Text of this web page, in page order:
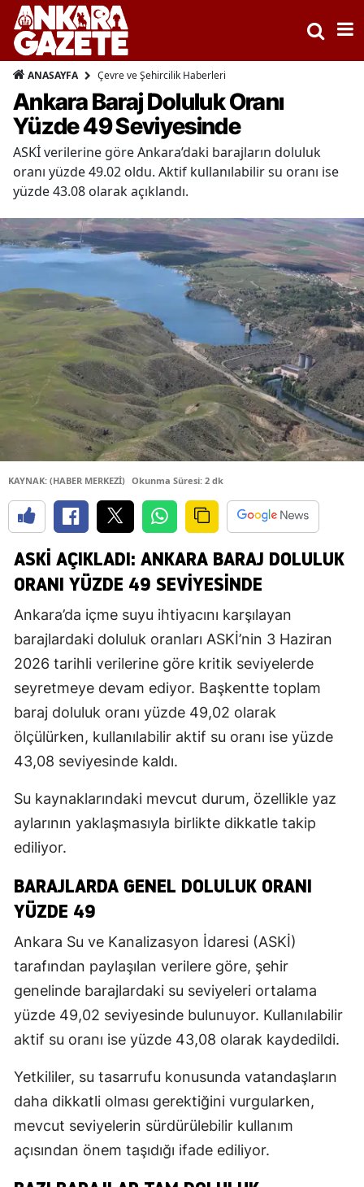
ANASAYFA Çevre ve Şehircilik Haberleri
Ankara Baraj Doluluk Oranı
Yüzde 49 Seviyesinde
ASKİ verilerine göre Ankara’daki barajların doluluk
oranı yüzde 49.02 oldu. Aktif kullanılabilir su oranı ise
yüzde 43.08 olarak açıklandı.
KAYNAK: (HABER MERKEZİ) Okunma Süresi: 2 dk
ASKİ AÇIKLADI: ANKARA BARAJ DOLULUK
ORANI YÜZDE 49 SEVIYESINDE
Ankara’da içme suyu ihtiyacını karşılayan
barajlardaki doluluk oranları ASKİ’nin 3 Haziran
2026 tarihli verilerine göre kritik seviyelerde
seyretmeye devam ediyor. Başkentte toplam
baraj doluluk oranı yüzde 49,02 olarak
ölçülürken, kullanılabilir aktif su oranı ise yüzde
43,08 seviyesinde kaldı.
Su kaynaklarındaki mevcut durum, özellikle yaz
aylarının yaklaşmasıyla birlikte dikkatle takip
ediliyor.
BARAJLARDA GENEL DOLULUK ORANI
YÜZDE 49
Ankara Su ve Kanalizasyon İdaresi (ASKİ)
tarafından paylaşılan verilere göre, şehir
genelinde barajlardaki su seviyeleri ortalama
yüzde 49,02 seviyesinde bulunuyor. Kullanılabilir
aktif su oranı ise yüzde 43,08 olarak kaydedildi.
Yetkililer, su tasarrufu konusunda vatandaşların
daha dikkatli olması gerektiğini vurgularken,
mevcut seviyelerin sürdürülebilir kullanım
açısından önem taşıdığı ifade ediliyor.